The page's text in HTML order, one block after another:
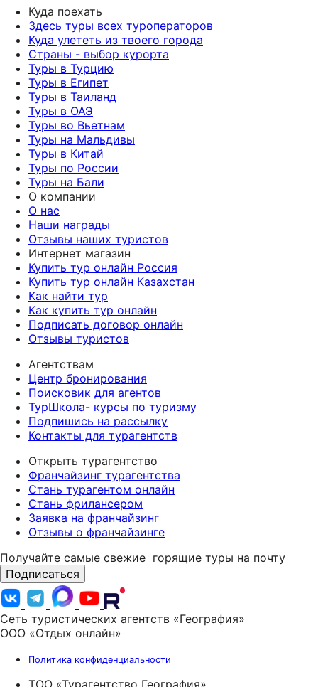
Куда поехать
Здесь туры всех туроператоров
Куда улететь из твоего города
Страны - выбор курорта
Туры в Турцию
Туры в Египет
Туры в Таиланд
Туры в ОАЭ
Туры во Вьетнам
Туры на Мальдивы
Туры в Китай
Туры по России
Туры на Бали
О компании
О нас
Наши награды
Отзывы наших туристов
Интернет магазин
Купить тур онлайн Россия
Купить тур онлайн Казахстан
Как найти тур
Как купить тур онлайн
Подписать договор онлайн
Отзывы туристов
Агентствам
Центр бронирования
Поисковик для агентов
ТурШкола- курсы по туризму
Подпишись на рассылку
Контакты для турагентств
Открыть турагентство
Франчайзинг турагентства
Стань турагентом онлайн
Стань фрилансером
Заявка на франчайзинг
Отзывы о франчайзинге
Получайте самые свежие горящие туры на почту
Подписаться
Сеть туристических агентств «География»
ООО «Отдых онлайн»
Политика конфиденциальности